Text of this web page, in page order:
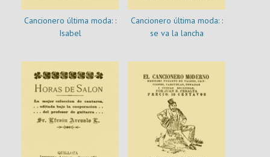
Cancionero última moda: :
Isabel
Cancionero última moda: :
se va la lancha